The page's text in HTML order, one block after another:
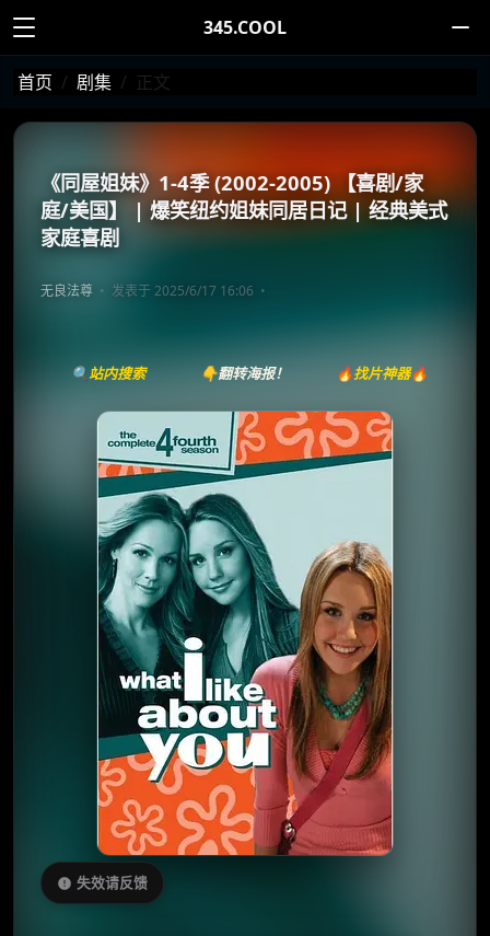
345.COOL
首页 剧集 正文
《同屋姐妹》1-4季 (2002-2005) 【喜剧/家
庭/美国】 | 爆笑纽约姐妹同居日记 | 经典美式
家庭喜剧
无良法尊 发表于 2025/6/17 16:06
🔍站内搜索 👇翻转海报！ 🔥找片神器🔥
失效请反馈